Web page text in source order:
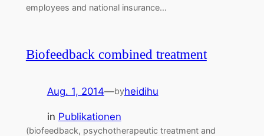
employees and national insurance…
Biofeedback combined treatment
Aug. 1, 2014—byheidihu
in Publikationen
(biofeedback, psychotherapeutic treatment and